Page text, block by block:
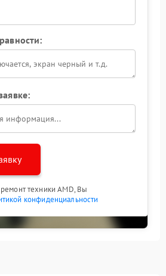
техники AMD, Вы
конфиденциальности